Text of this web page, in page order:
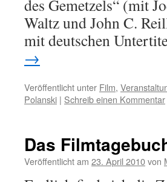
des Gemetzels“ (mit
Waltz und John C.
mit deutschen
→
Veröffentlicht unter Film,
Polanski | Schreib einen Kommentar
Das
Veröffentlicht am 23. April 2010von